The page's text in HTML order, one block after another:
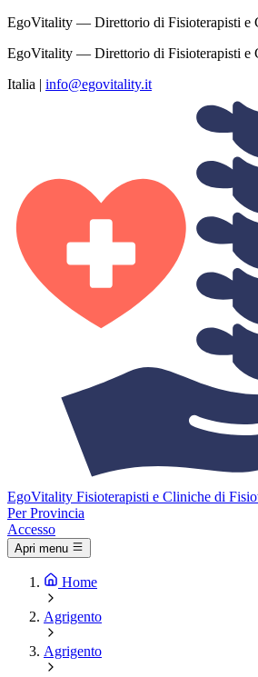
EgoVitality — Direttorio di Fisioterapisti e
EgoVitality — Direttorio di Fisioterapisti e
Italia | info@egovitality.it
EgoVitality Fisioterapisti e Cliniche di
Per Provincia
Accesso
Apri menu
Home
Agrigento
Agrigento